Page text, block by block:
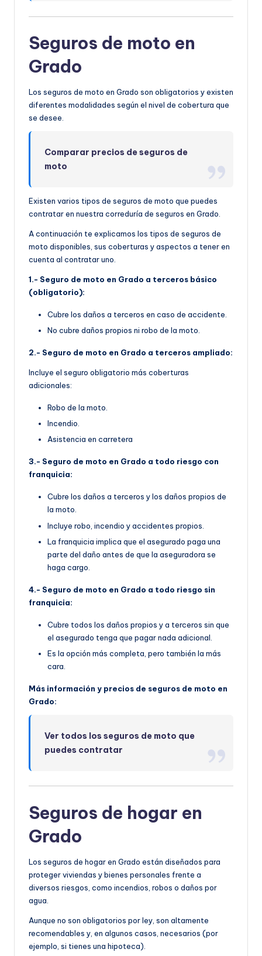
Seguros de moto en
Grado
Los seguros de moto en Grado son obligatorios y existen
diferentes modalidades según el nivel de cobertura que
se desee.
Comparar precios de seguros de
moto
Existen varios tipos de seguros de moto que puedes
contratar en nuestra correduría de seguros en Grado.
A continuación te explicamos los tipos de seguros de
moto disponibles, sus coberturas y aspectos a tener en
cuenta al contratar uno.
1.- Seguro de moto en Grado a terceros básico
(obligatorio):
Cubre los daños a terceros en caso de accidente.
No cubre daños propios ni robo de la moto.
2.- Seguro de moto en Grado a terceros ampliado:
Incluye el seguro obligatorio más coberturas
adicionales:
Robo de la moto.
Incendio.
Asistencia en carretera
3.- Seguro de moto en Grado a todo riesgo con
franquicia:
Cubre los daños a terceros y los daños propios de
la moto.
Incluye robo, incendio y accidentes propios.
La franquicia implica que el asegurado paga una
parte del daño antes de que la aseguradora se
haga cargo.
4.- Seguro de moto en Grado a todo riesgo sin
franquicia:
Cubre todos los daños propios y a terceros sin que
el asegurado tenga que pagar nada adicional.
Es la opción más completa, pero también la más
cara.
Más información y precios de seguros de moto en
Grado:
Ver todos los seguros de moto que
puedes contratar
Seguros de hogar en
Grado
Los seguros de hogar en Grado están diseñados para
proteger viviendas y bienes personales frente a
diversos riesgos, como incendios, robos o daños por
agua.
Aunque no son obligatorios por ley, son altamente
recomendables y, en algunos casos, necesarios (por
ejemplo, si tienes una hipoteca).